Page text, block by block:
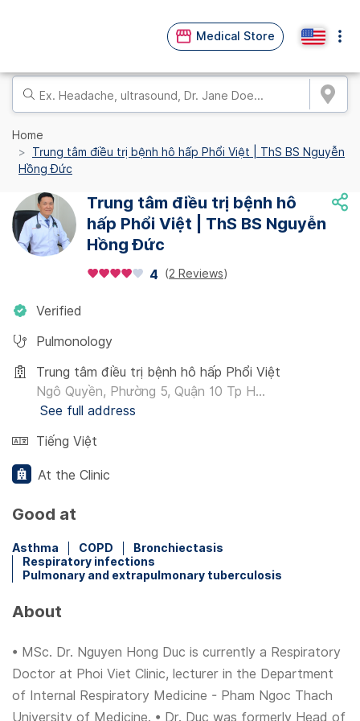
Medical Store
Home
Trung tâm điều trị bệnh hô hấp Phổi Việt | ThS BS Nguyễn
Hồng Đức
Trung tâm điều trị bệnh hô
hấp Phổi Việt | ThS BS Nguyễn
Hồng Đức
4 (2 Reviews)
Verified
Pulmonology
Trung tâm điều trị bệnh hô hấp Phổi Việt
Ngô Quyền, Phường 5, Quận 10 Tp H...
See full address
Tiếng Việt
At the Clinic
Good at
Asthma COPD
Bronchiectasis
Respiratory infections
Pulmonary and extrapulmonary tuberculosis
About
• MSc. Dr. Nguyen Hong Duc is currently a Respiratory
Doctor at Phoi Viet Clinic, lecturer in the Department
of Internal Respiratory Medicine - Pham Ngoc Thach
University of Medicine. • Dr. Duc was formerly Head of